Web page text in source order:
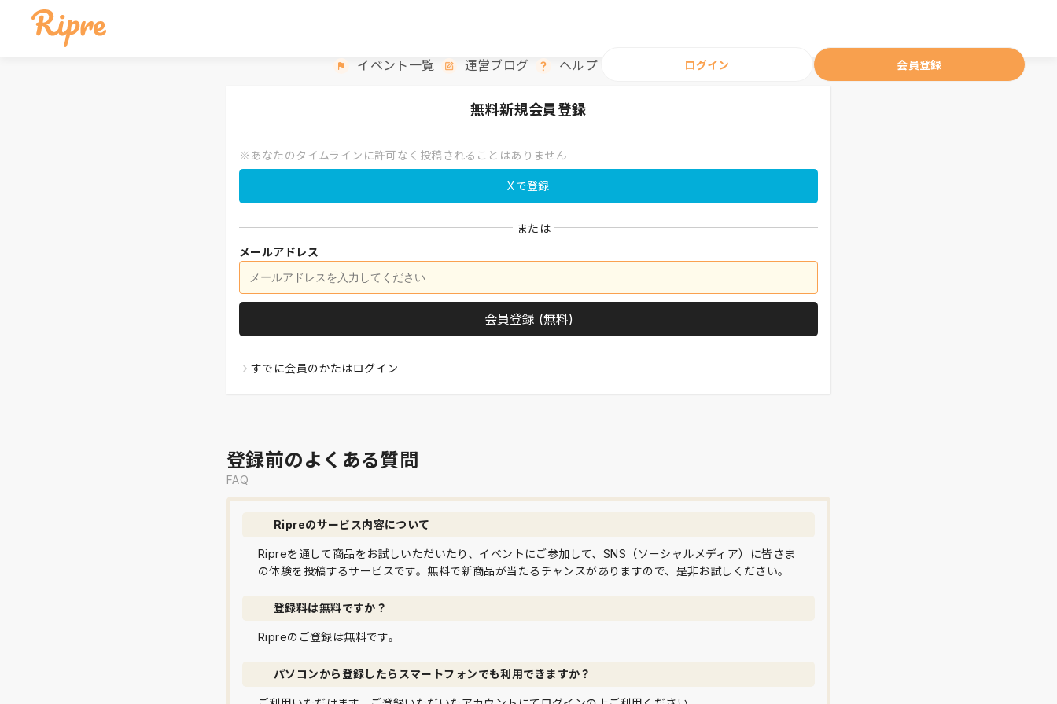
イベント一覧 運営ブログ ヘルプ ログイン 会員登録
無料新規会員登録
※あなたのタイムラインに許可なく投稿されることはありません
Xで登録
または
メールアドレス
会員登録 (無料)
すでに会員のかたはログイン
登録前のよくある質問
FAQ
Ripreのサービス内容について
Ripreを通して商品をお試しいただいたり、イベントにご参加して、SNS（ソーシャルメディア）に皆さま
の体験を投稿するサービスです。無料で新商品が当たるチャンスがありますので、是非お試しください。
登録料は無料ですか？
Ripreのご登録は無料です。
パソコンから登録したらスマートフォンでも利用できますか？